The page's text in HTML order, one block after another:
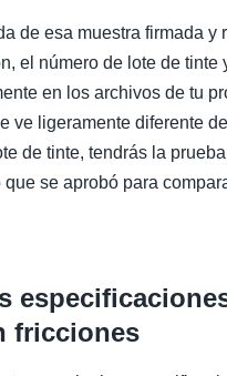
de esa muestra firmada y
el número de lote de tinte
en los archivos de tu
ve ligeramente diferente
de tinte, tendrás la prueba
se aprobó para
fricciones